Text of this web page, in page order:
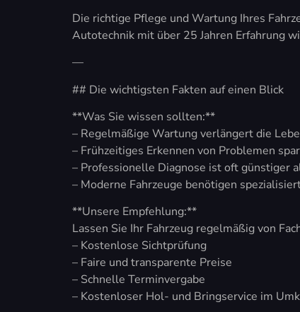
Die richtige Pflege und Wartung Ihres
Autotechnik mit über 25 Jahren Erfahrung
—
## Die wichtigsten Fakten auf einen Blick
**Was Sie wissen sollten:**
– Regelmäßige Wartung verlängert die
– Frühzeitiges Erkennen von Problemen
– Professionelle Diagnose ist oft günstiger
– Moderne Fahrzeuge benötigen
**Unsere Empfehlung:**
Lassen Sie Ihr Fahrzeug regelmäßig von
– Kostenlose Sichtprüfung
– Faire und transparente Preise
– Schnelle Terminvergabe
– Kostenloser Hol- und Bringservice im